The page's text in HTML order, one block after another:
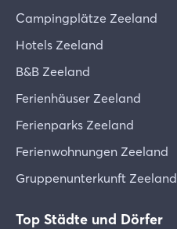
Campingplätze Zeeland
Hotels Zeeland
B&B Zeeland
Ferienhäuser Zeeland
Ferienparks Zeeland
Ferienwohnungen Zeeland
Gruppenunterkunft Zeeland
Top Städte und Dörfer